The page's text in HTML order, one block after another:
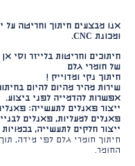
אנו מבצעים חיתוך וחריטה על
ומכונת CNC.
חיתוכים וחריטות בלייזר וסי
של חומרי גלם
חיתוך נקי ומדוייק !
שירות מהיר מהיום להיום
אפשרות להדמייה לפני ביצוע.
ייצור פאנלים לתעשייה:
פאנלים למעליות, פאנלים
ייצור חלקים לתעשייה,
חיתוך חומרי גלם לפי מידה,
החומר.